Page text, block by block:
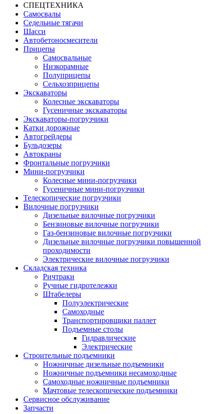
СПЕЦТЕХНИКА
Самосвалы
Седельные тягачи
Шасси
Автобетоно­смесители
Прицепы
Самосвальные
Низкорамные
Полуприцепы
Сельхозприцепы
Экскаваторы
Колесные экскаваторы
Гусеничные экскаваторы
Экскаваторы-погрузчики
Катки дорожные
Автогрейдеры
Бульдозеры
Автокраны
Фронтальные погрузчики
Мини-погрузчики
Колесные мини-погрузчики
Гусеничные мини-погрузчики
Телескопические погрузчики
Вилочные погрузчики
Дизельные вилочные погрузчики
Бензиновые вилочные погрузчики
Газ-бензиновые вилочные погрузчики
Дизельные вилочные погрузчики повышенной
проходимости
Электрические вилочные погрузчики
Складская техника
Ричтраки
Ручные гидротележки
Штабелеры
Полуэлектрические
Самоходные
Транспортировщики паллет
Подъемные столы
Гидравлические
Электрические
Строительные подъемники
Ножничные дизельные подъемники
Ножничные подъемники несамоходные
Самоходные ножничные подъемники
Мачтовые телескопические подъемники
Сервисное обслуживание
Запчасти